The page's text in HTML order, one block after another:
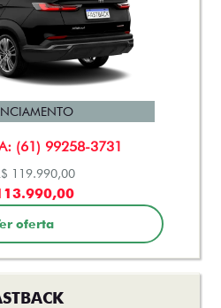
(61) 99258-3731
119.990,00
oferta